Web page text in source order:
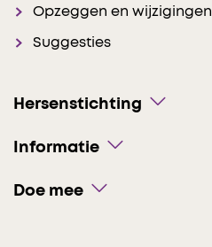
Opzeggen en wijzigingen
Suggesties
Hersenstichting
Informatie
Doe mee